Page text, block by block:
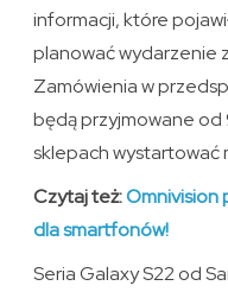
informacji, które
planować wydarzenie
Zamówienia w
będą przyjmowane
sklepach wystartować
Czytaj też:Omnivision
dla smartfonów!
Seria Galaxy S22 od